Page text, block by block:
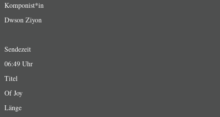
Komponist*in
Dwson Ziyon
Sendezeit
06:49 Uhr
Titel
Of Joy
Länge